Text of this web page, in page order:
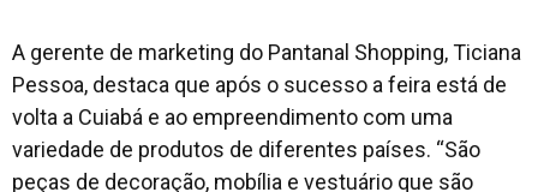
A gerente de marketing do Pantanal Shopping, Ticiana
Pessoa, destaca que após o sucesso a feira está de
volta a Cuiabá e ao empreendimento com uma
variedade de produtos de diferentes países. “São
peças de decoração, mobília e vestuário que são